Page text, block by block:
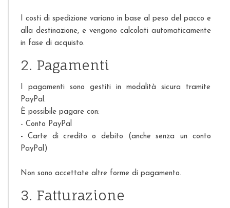
I costi di spedizione variano in base al peso del pacco e
alla destinazione, e vengono calcolati automaticamente
in fase di acquisto.
2. Pagamenti
I pagamenti sono gestiti in modalità sicura tramite
PayPal.
È possibile pagare con:
- Conto PayPal
- Carte di credito o debito (anche senza un conto
PayPal)
Non sono accettate altre forme di pagamento.
3. Fatturazione